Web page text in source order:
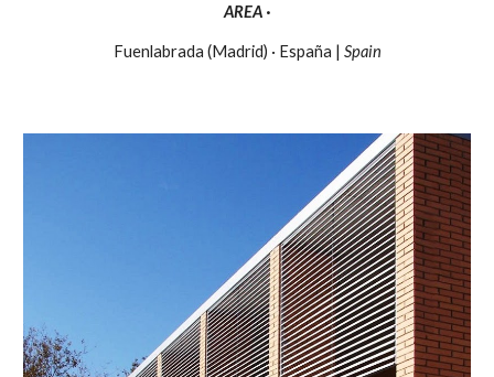
AREA·
Fuenlabrada (Madrid) · España | Spain